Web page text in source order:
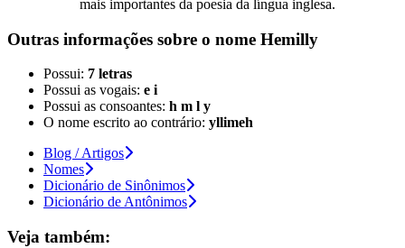
mais importantes da poesia da língua inglesa.
Outras informações sobre o nome Hemilly
Possui: 7 letras
Possui as vogais: e i
Possui as consoantes: h m l y
O nome escrito ao contrário: yllimeh
Blog / Artigos
Nomes
Dicionário de Sinônimos
Dicionário de Antônimos
Veja também: